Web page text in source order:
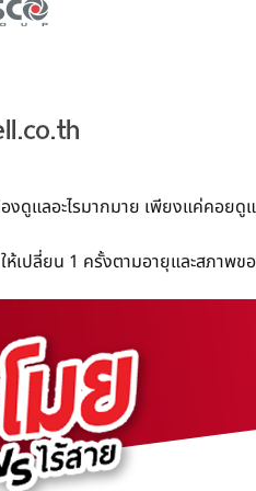
งดูแลอะไรมากมาย เพียงแค่คอ
ห้เปลี่ยน 1 ครั้งตามอายุและสภาพ